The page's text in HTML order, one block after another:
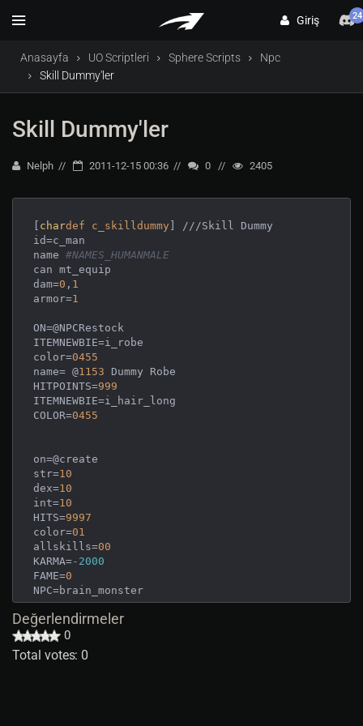
Giriş 24
Anasayfa UO Scriptleri Sphere Scripts
Npc
Skill Dummy'ler
Skill Dummy'ler
Nelph 2011-12-15 00:36 0 2405
chardef c_skilldummy ] ///Skill Dummy
id=c_man
name #NAMES_HUMANMALE
can mt_equip
dam=0 , 1
armor=1
ON=@NPCRestock
ITEMNEWBIE=i_robe
color=0455
name= @1153 Dummy Robe
HITPOINTS=999
ITEMNEWBIE=i_hair_long
COLOR=0455
on=@create
str=10
dex=10
int=10
HITS=9997
color=01
allskills=00
KARMA=-2000
FAME=0
NPC=brain_monster
on=@damege
src.checktactic
ITEMNEWBIE=i_robe
Değerlendirmeler
0
Total votes: 0